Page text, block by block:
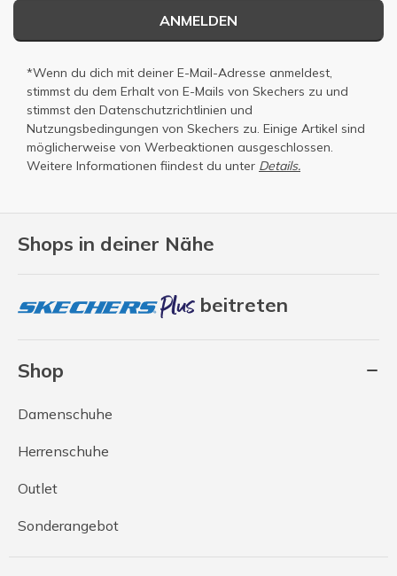
Shops in deiner Nähe
beitreten
Shop
Damenschuhe
Herrenschuhe
Outlet
Sonderangebot
ANMELDEN
*Wenn du dich mit deiner E-Mail-Adresse anmeldest,
stimmst du dem Erhalt von E-Mails von Skechers zu und
stimmst den Datenschutzrichtlinien und
Nutzungsbedingungen von Skechers zu. Einige Artikel sind
möglicherweise von Werbeaktionen ausgeschlossen.
Weitere Informationen fiindest du unter Details.